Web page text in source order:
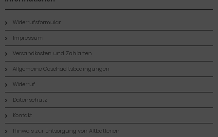
Widerrufsformular
Impressum
Versandkosten und Zahlarten
Allgemeine Geschaeftsbedingungen
Widerruf
Datenschutz
Kontakt
Hinweis zur Entsorgung von Altbatterien